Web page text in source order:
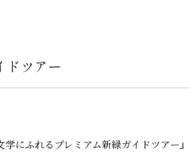
ドツアー
にふれるプレミアム新緑ガイドツアー